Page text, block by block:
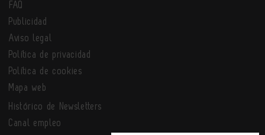
FAQ
Publicidad
Aviso legal
Política de privacidad
Política de cookies
Mapa web
Histórico de Newsletters
Canal empleo